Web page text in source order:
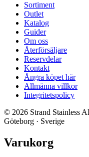
Sortiment
Outlet
Katalog
Guider
Om oss
Återförsäljare
Reservdelar
Kontakt
Ångra köpet här
Allmänna villkor
Integritetspolicy
© 2026 Strand Stainless
Göteborg · Sverige
Varukorg